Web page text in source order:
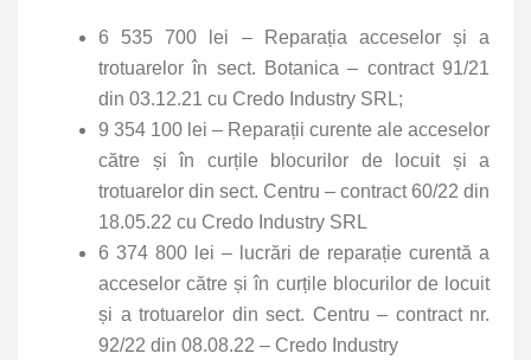
6 535 700 lei – Reparația acceselor și a
trotuarelor în sect. Botanica – contract 91/21
din 03.12.21 cu Credo Industry SRL;
9 354 100 lei – Reparații curente ale acceselor
către și în curțile blocurilor de locuit și a
trotuarelor din sect. Centru – contract 60/22 din
18.05.22 cu Credo Industry SRL
6 374 800 lei – lucrări de reparație curentă a
acceselor către și în curțile blocurilor de locuit
și a trotuarelor din sect. Centru – contract nr.
92/22 din 08.08.22 – Credo Industry